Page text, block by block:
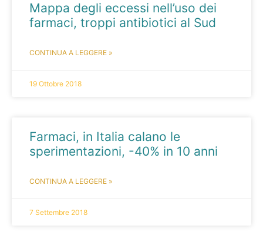
Mappa degli eccessi nell’uso dei
farmaci, troppi antibiotici al Sud
CONTINUA A LEGGERE »
19 Ottobre 2018
Farmaci, in Italia calano le
sperimentazioni, -40% in 10 anni
CONTINUA A LEGGERE »
7 Settembre 2018